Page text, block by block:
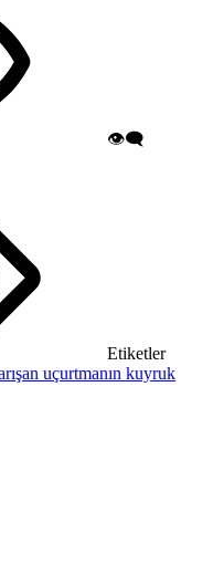
👁️‍🗨️
Etiketler
uçurtmanın kuyruk